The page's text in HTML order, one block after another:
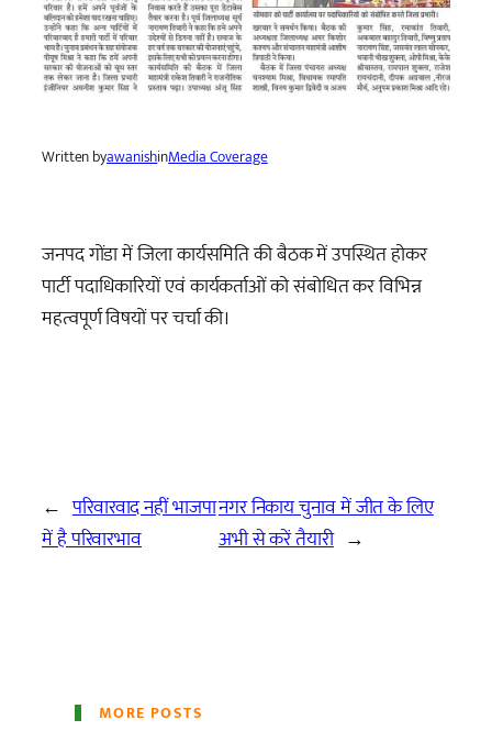
Written byawanishinMedia Coverage
जनपद गोंडा में जिला कार्यसमिति की बैठक में उपस्थित होकर
पार्टी पदाधिकारियों एवं कार्यकर्ताओं को संबोधित कर विभिन्न
महत्वपूर्ण विषयों पर चर्चा की।
← परिवारवाद नहीं भाजपा
में है परिवारभाव
नगर निकाय चुनाव में जीत के लिए
अभी से करें तैयारी →
MORE POSTS